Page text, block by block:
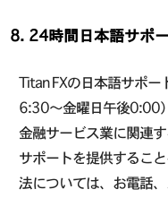
8. 24時間日本語サポ
Titan FXの日本語サポ
6:30～金曜日午後0:00
金融サービス業に関連
サポートを提供するこ
法については、お電話